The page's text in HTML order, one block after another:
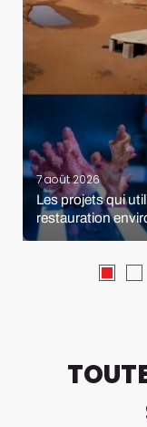
7 août 2026
Les projets qui
restauration